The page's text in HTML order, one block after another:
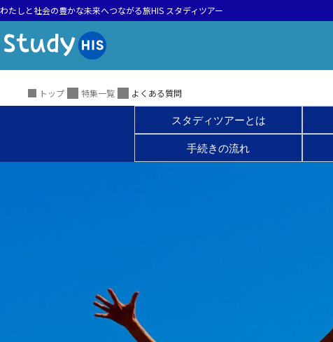
わたしと社会の豊かな未来へつながる旅HIS スタディツアー
トップ 特集一覧 よくある質問
スタディツアーとは
手続きの流れ